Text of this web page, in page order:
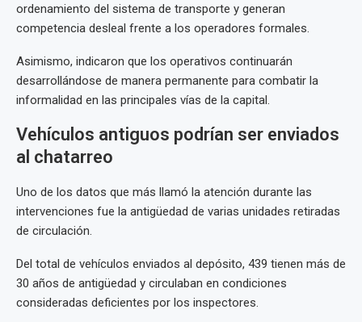
ordenamiento del sistema de transporte y generan
competencia desleal frente a los operadores formales.
Asimismo, indicaron que los operativos continuarán
desarrollándose de manera permanente para combatir la
informalidad en las principales vías de la capital.
Vehículos antiguos podrían ser enviados
al chatarreo
Uno de los datos que más llamó la atención durante las
intervenciones fue la antigüedad de varias unidades retiradas
de circulación.
Del total de vehículos enviados al depósito, 439 tienen más de
30 años de antigüedad y circulaban en condiciones
consideradas deficientes por los inspectores.